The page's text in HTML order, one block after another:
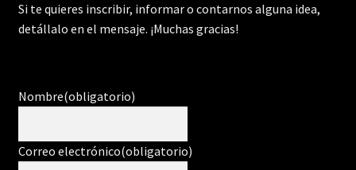
Si te quieres inscribir, informar o contarnos alguna idea,
detállalo en el mensaje. ¡Muchas gracias!
Nombre(obligatorio)
Correo electrónico(obligatorio)